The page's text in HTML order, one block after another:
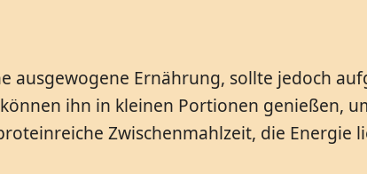
ausgewogene Ernährung, sollte jedoch
ihn in kleinen Portionen genießen,
Zwischenmahlzeit, die Energie